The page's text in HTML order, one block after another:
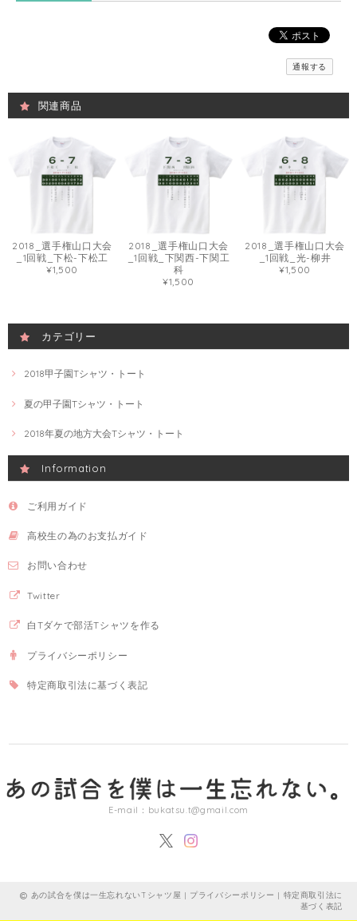
通報する
関連商品
2018_選手権山口大会
_1回戦_下松-下松工
¥1,500
2018_選手権山口大会
_1回戦_下関西-下関工
科
¥1,500
2018_選手権山口大会
_1回戦_光-柳井
¥1,500
カテゴリー
2018甲子園Tシャツ・トート
夏の甲子園Tシャツ・トート
2018年夏の地方大会Tシャツ・トート
Information
ご利用ガイド
高校生の為のお支払ガイド
お問い合わせ
Twitter
白Tダケで部活Tシャツを作る
プライバシーポリシー
特定商取引法に基づく表記
E-mail： bukatsu.t@gmail.com
あの試合を僕は一生忘れないTシャツ屋 | プライバシーポリシー | 特定商取引法に
基づく表記